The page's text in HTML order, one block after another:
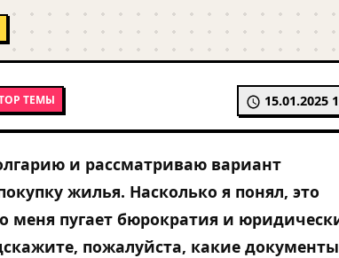
ТЕМЫ 15.01.2025
и рассматриваю вариант
жилья. Насколько я понял, это
меня пугает бюрократия и
пожалуйста, какие документы